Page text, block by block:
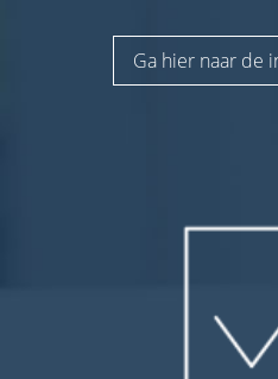
Ga hier naar de